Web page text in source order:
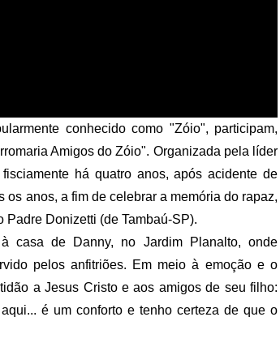
conhecido como "Zóio", participam,
Amigos do Zóio". Organizada pela líder
há quatro anos, após acidente de
anos, a fim de celebrar a memória do rapaz,
Donizetti (de Tambaú-SP).
casa de Danny, no Jardim Planalto, onde
pelos anfitriões. Em meio à emoção e o
a Jesus Cristo e aos amigos de seu filho:
é um conforto e tenho certeza de que o